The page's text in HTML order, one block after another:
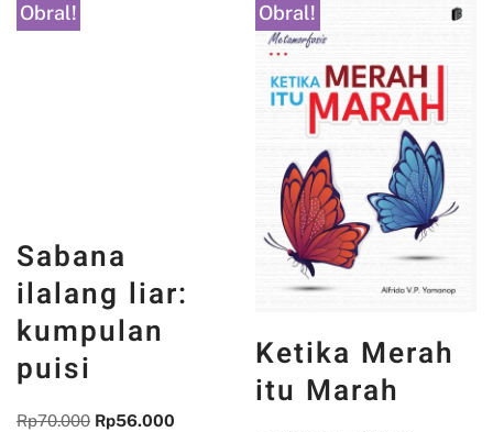
Obral!
Sabana
ilalang liar:
kumpulan
puisi
Rp70.000 Rp56.000
Obral!
Ketika Merah
itu Marah